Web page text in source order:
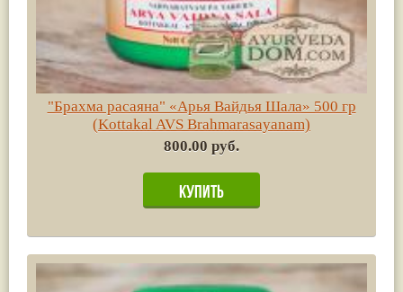
"Брахма расаяна" «Арья Вайдья Шала» 500 гр
(Kottakal AVS Brahmarasayanam)
800.00 руб.